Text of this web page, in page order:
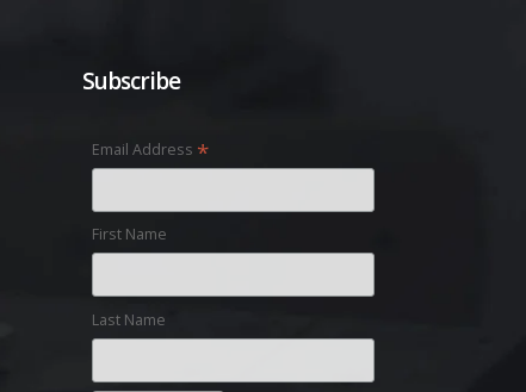
Subscribe
Email Address *
First Name
Last Name